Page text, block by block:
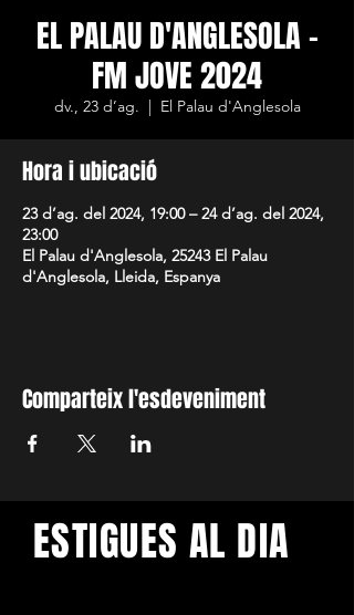
EL PALAU D'ANGLESOLA -
FM JOVE 2024
dv., 23 d’ag.
  |
El Palau d'Anglesola
Hora i ubicació
23 d’ag. del 2024, 19:00 – 24 d’ag. del 2024,
23:00
El Palau d'Anglesola, 25243 El Palau
d'Anglesola, Lleida, Espanya
Comparteix l'esdeveniment
ESTIGUES AL DIA